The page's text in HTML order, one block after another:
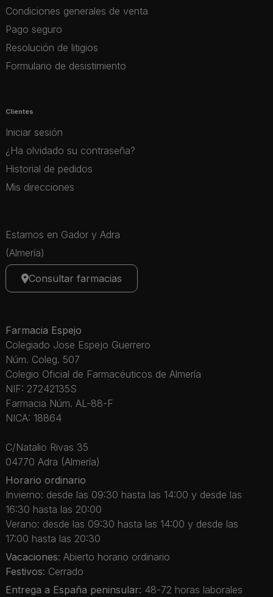
Condiciones generales de venta
Pago seguro
Resolución de litigios
Formulario de desistimiento
Clientes
Iniciar sesión
¿Ha olvidado su contraseña?
Historial de pedidos
Mis direcciones
Estamos en Gador y Adra
(Almería)
Consultar farmacias
Farmacia Espejo
Colegiado Jose Espejo Guerrero
Núm. Coleg. 507
Colegio Oficial de Farmacéuticos de Almería
NIF: 27242135S
Farmacia Núm. AL-88-F
NICA: 18864
C/Natalio Rivas 35
04770 Adra (Almería)
Horario ordinario
Invierno: desde las 09:30 hasta las 14:00 y desde las
16:30 hasta las 20:00
Verano: desde las 09:30 hasta las 14:00 y desde las
17:00 hasta las 20:30
Vacaciones: Abierto horario ordinario
Festivos: Cerrado
Entrega a España peninsular: 48-72 horas laborales